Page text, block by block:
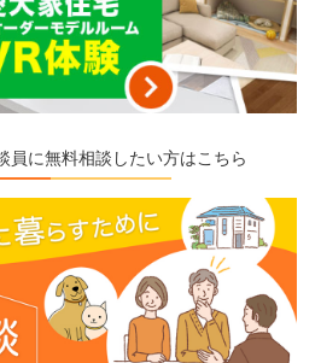
員に無料相談したい方はこちら